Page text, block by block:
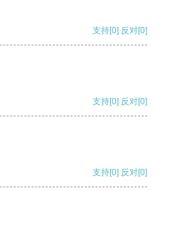
支持[0] 反对[0]
支持[0] 反对[0]
支持[0] 反对[0]